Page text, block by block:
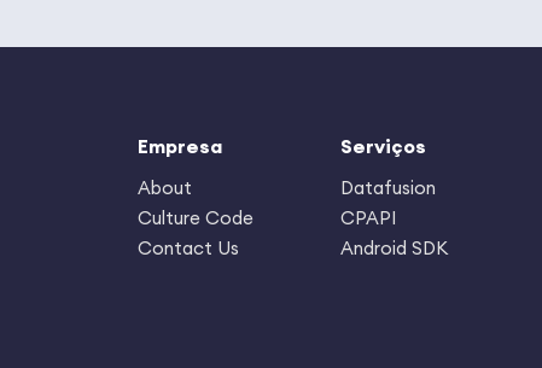
Empresa
About
Culture Code
Contact Us
Serviços
Datafusion
CPAPI
Android SDK